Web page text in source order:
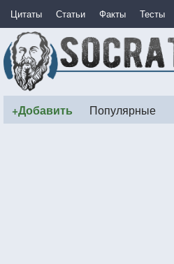
Цитаты Статьи Факты Тесты
+Добавить Популярные